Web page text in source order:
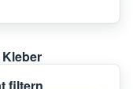
filtern